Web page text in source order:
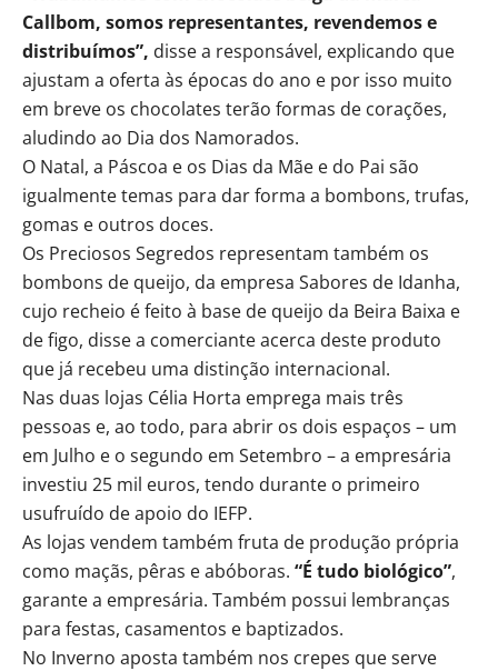
Callbom, somos representantes, revendemos e
distribuímos”, disse a responsável, explicando que
ajustam a oferta às épocas do ano e por isso muito
em breve os chocolates terão formas de corações,
aludindo ao Dia dos Namorados.
O Natal, a Páscoa e os Dias da Mãe e do Pai são
igualmente temas para dar forma a bombons, trufas,
gomas e outros doces.
Os Preciosos Segredos representam também os
bombons de queijo, da empresa Sabores de Idanha,
cujo recheio é feito à base de queijo da Beira Baixa e
de figo, disse a comerciante acerca deste produto
que já recebeu uma distinção internacional.
Nas duas lojas Célia Horta emprega mais três
pessoas e, ao todo, para abrir os dois espaços – um
em Julho e o segundo em Setembro – a empresária
investiu 25 mil euros, tendo durante o primeiro
usufruído de apoio do IEFP.
As lojas vendem também fruta de produção própria
como maçãs, pêras e abóboras. “É tudo biológico”,
garante a empresária. Também possui lembranças
para festas, casamentos e baptizados.
No Inverno aposta também nos crepes que serve